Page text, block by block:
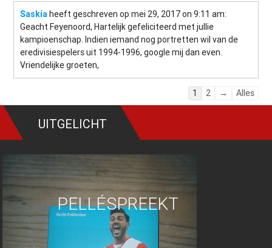
Saskiaheeft geschreven op mei 29, 2017on 9:11 am:
Geacht Feyenoord, Hartelijk gefeliciteerd met jullie
kampioenschap. Indien iemand nog portretten wil van de
eredivisiespelers uit 1994-1996, google mij dan even.
Vriendelijke groeten,
Navigatie
door
lijst
1 2 → Alles
UITGELICHT
PELLÉ SPREEKT